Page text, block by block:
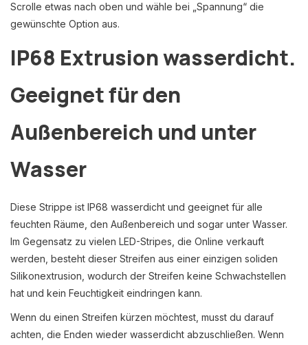
Scrolle etwas nach oben und wähle bei „Spannung“ die
gewünschte Option aus.
IP68 Extrusion wasserdicht.
Geeignet für den
Außenbereich und unter
Wasser
Diese Strippe ist IP68 wasserdicht und geeignet für alle
feuchten Räume, den Außenbereich und sogar unter Wasser.
Im Gegensatz zu vielen LED-Stripes, die Online verkauft
werden, besteht dieser Streifen aus einer einzigen soliden
Silikonextrusion, wodurch der Streifen keine Schwachstellen
hat und kein Feuchtigkeit eindringen kann.
Wenn du einen Streifen kürzen möchtest, musst du darauf
achten, die Enden wieder wasserdicht abzuschließen. Wenn